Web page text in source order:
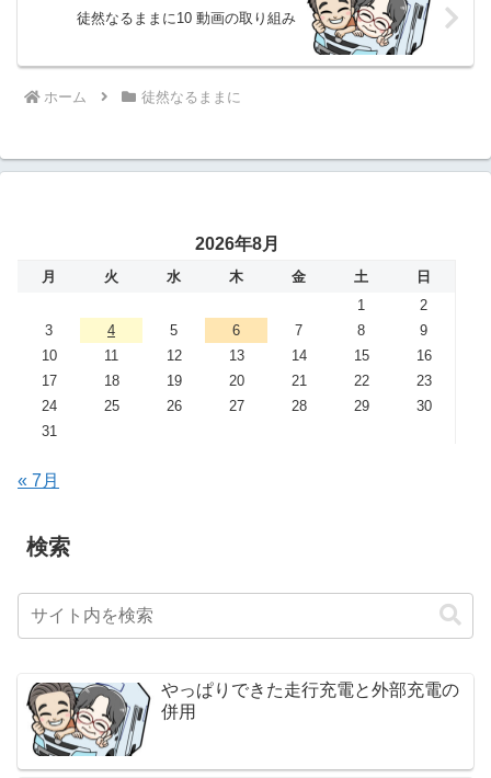
徒然なるままに10 動画の取り組み
ホーム 徒然なるままに
2026年8月
月 火 水 木 金 土
日
1
2
3
4 5 6 7 8
9
10
11 12 13 14 15
16
17
18 19 20 21 22
23
24
25 26 27 28 29
30
31
« 7月
検索
やっぱりできた走行充電と外部充電の
併用